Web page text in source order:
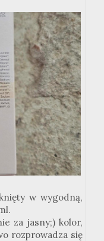
w wygodną,
za jasny;) kolor,
rozprowadza się